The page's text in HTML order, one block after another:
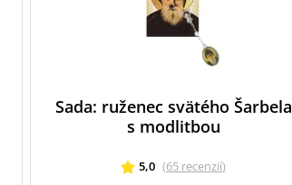
Sada: ruženec svätého Šarbela
s modlitbou
5,0 (65 recenzií)